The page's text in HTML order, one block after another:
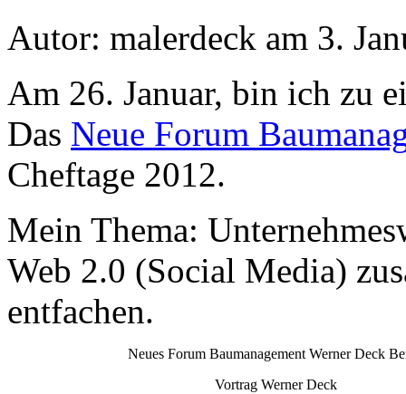
Autor: malerdeck am 3.
Am 26. Januar, bin ich zu
Das Neue Forum
Cheftage 2012.
Mein Thema:
Web 2.0 (Social Media)
entfachen.
Neues Forum Baumanagement Werner Deck
Vortrag Werner Deck